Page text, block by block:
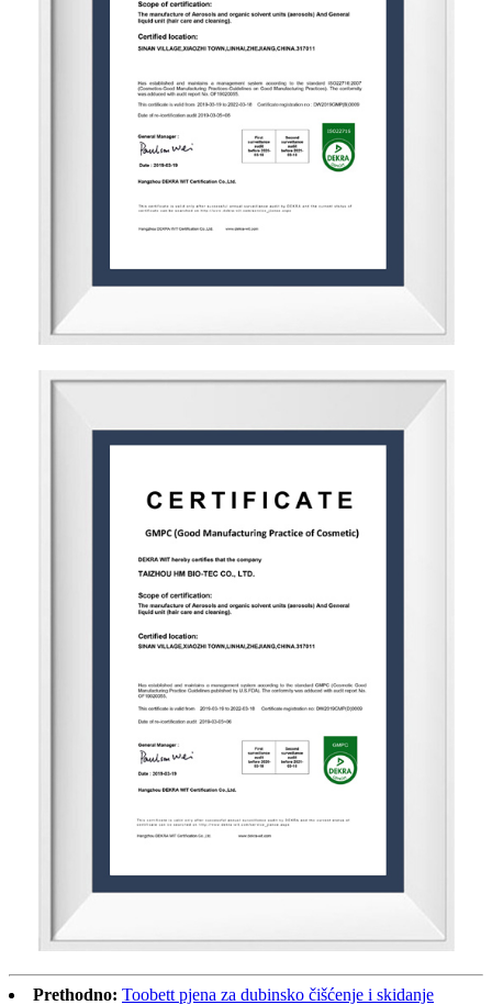
Prethodno: Toobett pjena za dubinsko čišćenje i skidanje